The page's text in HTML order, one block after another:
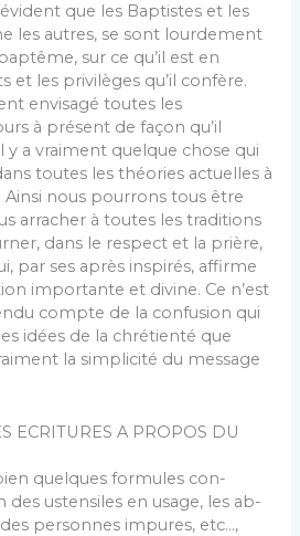
que les Baptistes et les
les autres, se sont lourdement
sur ce qu’il est en
et les privilèges qu’il confère.
envisagé toutes les
à présent de façon qu’il
y a vrai­ment quelque chose qui
toutes les théories actuelles à
nous pourrons tous être
arracher à toutes les traditions
dans le respect et la prière,
par ses après inspirés, affirme
im­portante et divine. Ce n’est
compte de la confusion qui
idées de la chrétienté que
la sim­plicité du message
ECRITURES A PROPOS DU
quelques formules con­
des ustensiles en usage, les ab­
personnes impures, etc…,